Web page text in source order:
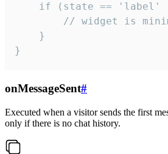
if (state == 'label'
// widget is
    }
}
onMessageSent#
Executed when a visitor sends the first
only if there is no chat history.